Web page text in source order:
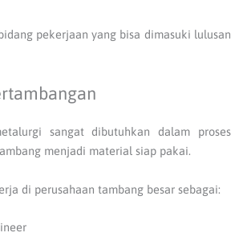
pekerjaan yang bisa dimasuki lulusan
sangat dibutuhkan dalam proses
menjadi material siap pakai.
di perusahaan tambang besar sebagai: